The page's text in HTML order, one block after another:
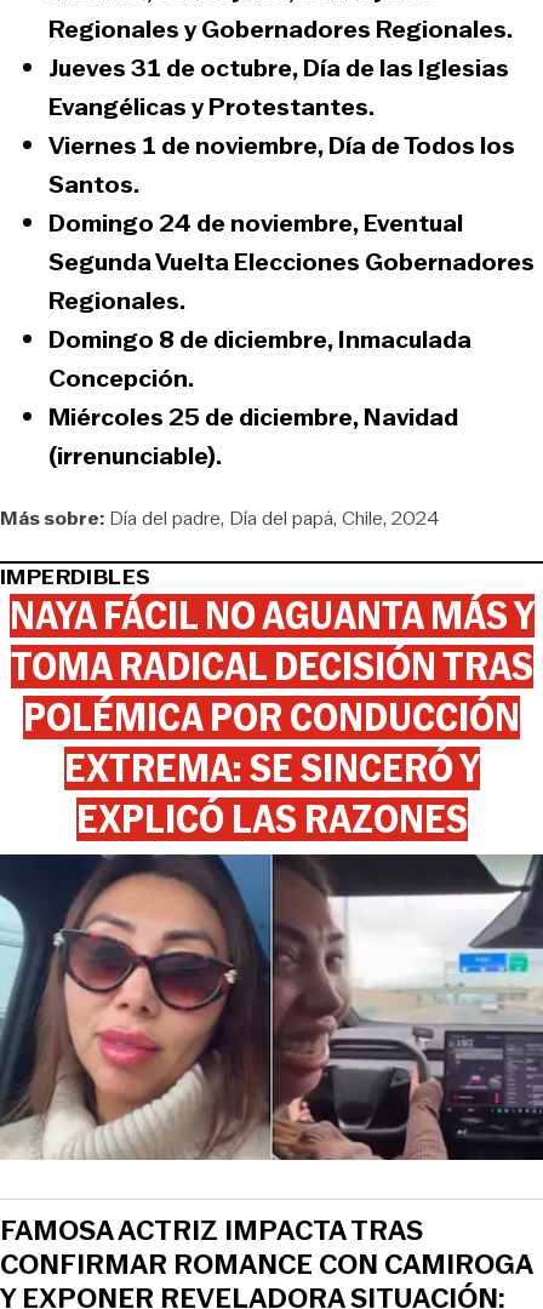
Regionales y Gobernadores Regionales.
Jueves 31 de octubre,Día de las Iglesias
Evangélicas y Protestantes.
Viernes 1 de noviembre,Día de Todos los
Santos.
Domingo 24 de noviembre,Eventual
Segunda Vuelta Elecciones Gobernadores
Regionales.
Domingo 8 de diciembre,Inmaculada
Concepción.
Miércoles 25 de diciembre,Navidad
(irrenunciable).
Más sobre: Día del padre Día del papá Chile 2024
IMPERDIBLES
NAYA FÁCIL NO AGUANTA MÁS Y
TOMA RADICAL DECISIÓN TRAS
POLÉMICA POR CONDUCCIÓN
EXTREMA: SE SINCERÓ Y
EXPLICÓ LAS RAZONES
FAMOSA ACTRIZ IMPACTA TRAS
CONFIRMAR ROMANCE CON CAMIROGA
Y EXPONER REVELADORA SITUACIÓN: